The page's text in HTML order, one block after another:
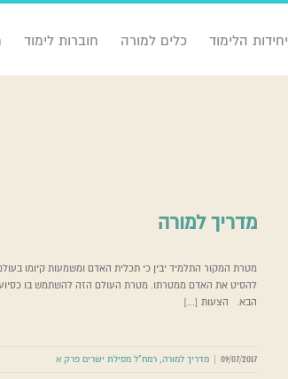
יחידות הלימוד כלים למורה חוברות לימוד
מדריך למורה
מטרת המקור התלמיד יבין כי תכלית האדם ומשמעות קיומו
להסיט את האדם ממטרתו. מטרת העולם הזה להשתמש בו
הבא. הצעות [...]
09/07/2017
| מדריך למורה,רמח"ל מסילת ישרים פרק א